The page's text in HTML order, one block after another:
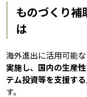
ものづくり補
は
海外進出に活用可能な
実施し、国内の生産
テム投資等を支援する
す。